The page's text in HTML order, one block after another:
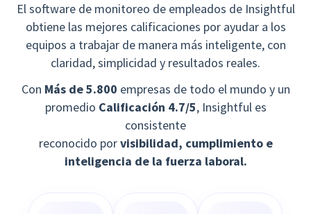
El software de monitoreo de empleados de Insightful
obtiene las mejores calificaciones por ayudar a los
equipos a trabajar de manera más inteligente, con
claridad, simplicidad y resultados reales.
Con Más de 5.800 empresas de todo el mundo y un
promedio Calificación 4.7/5, Insightful es
consistente
reconocido porvisibilidad, cumplimiento e
inteligencia de la fuerza laboral.